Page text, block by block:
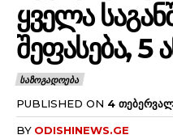
ᲧᲕᲔᲚᲐ
ᲨᲔᲤᲐᲡᲔᲑᲐ, 5
ᲡᲐᲖᲝᲒᲐᲓᲝᲔᲑᲐ
PUBLISHED ON 4
BY ODISHINEWS.GE